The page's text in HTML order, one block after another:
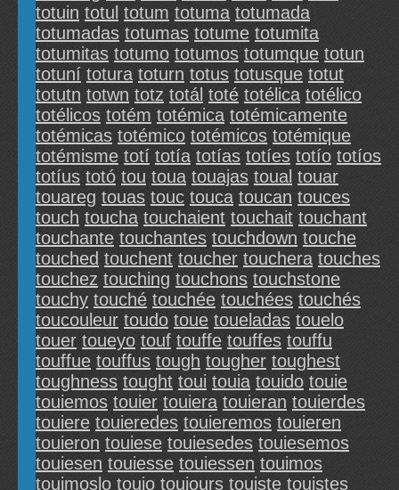
totuin totul totum totuma totumada
totumadas totumas totume totumita
totumitas totumo totumos totumque totun
totuní totura toturn totus totusque totut
totutn totwn totz totál toté totélica totélico
totélicos totém totémica totémicamente
totémicas totémico totémicos totémique
totémisme totí totía totías totíes totío totíos
totíus totó tou toua touajas toual touar
touareg touas touc touca toucan touces
touch toucha touchaient touchait touchant
touchante touchantes touchdown touche
touched touchent toucher touchera touches
touchez touching touchons touchstone
touchy touché touchée touchées touchés
toucouleur toudo toue toueladas touelo
touer toueyo touf touffe touffes touffu
touffue touffus tough tougher toughest
toughness tought toui touia touido touie
touiemos touier touiera touieran touierdes
touiere touieredes touieremos touieren
touieron touiese touiesedes touiesemos
touiesen touiesse touiessen touimos
touimoslo touio touiours touiste touistes